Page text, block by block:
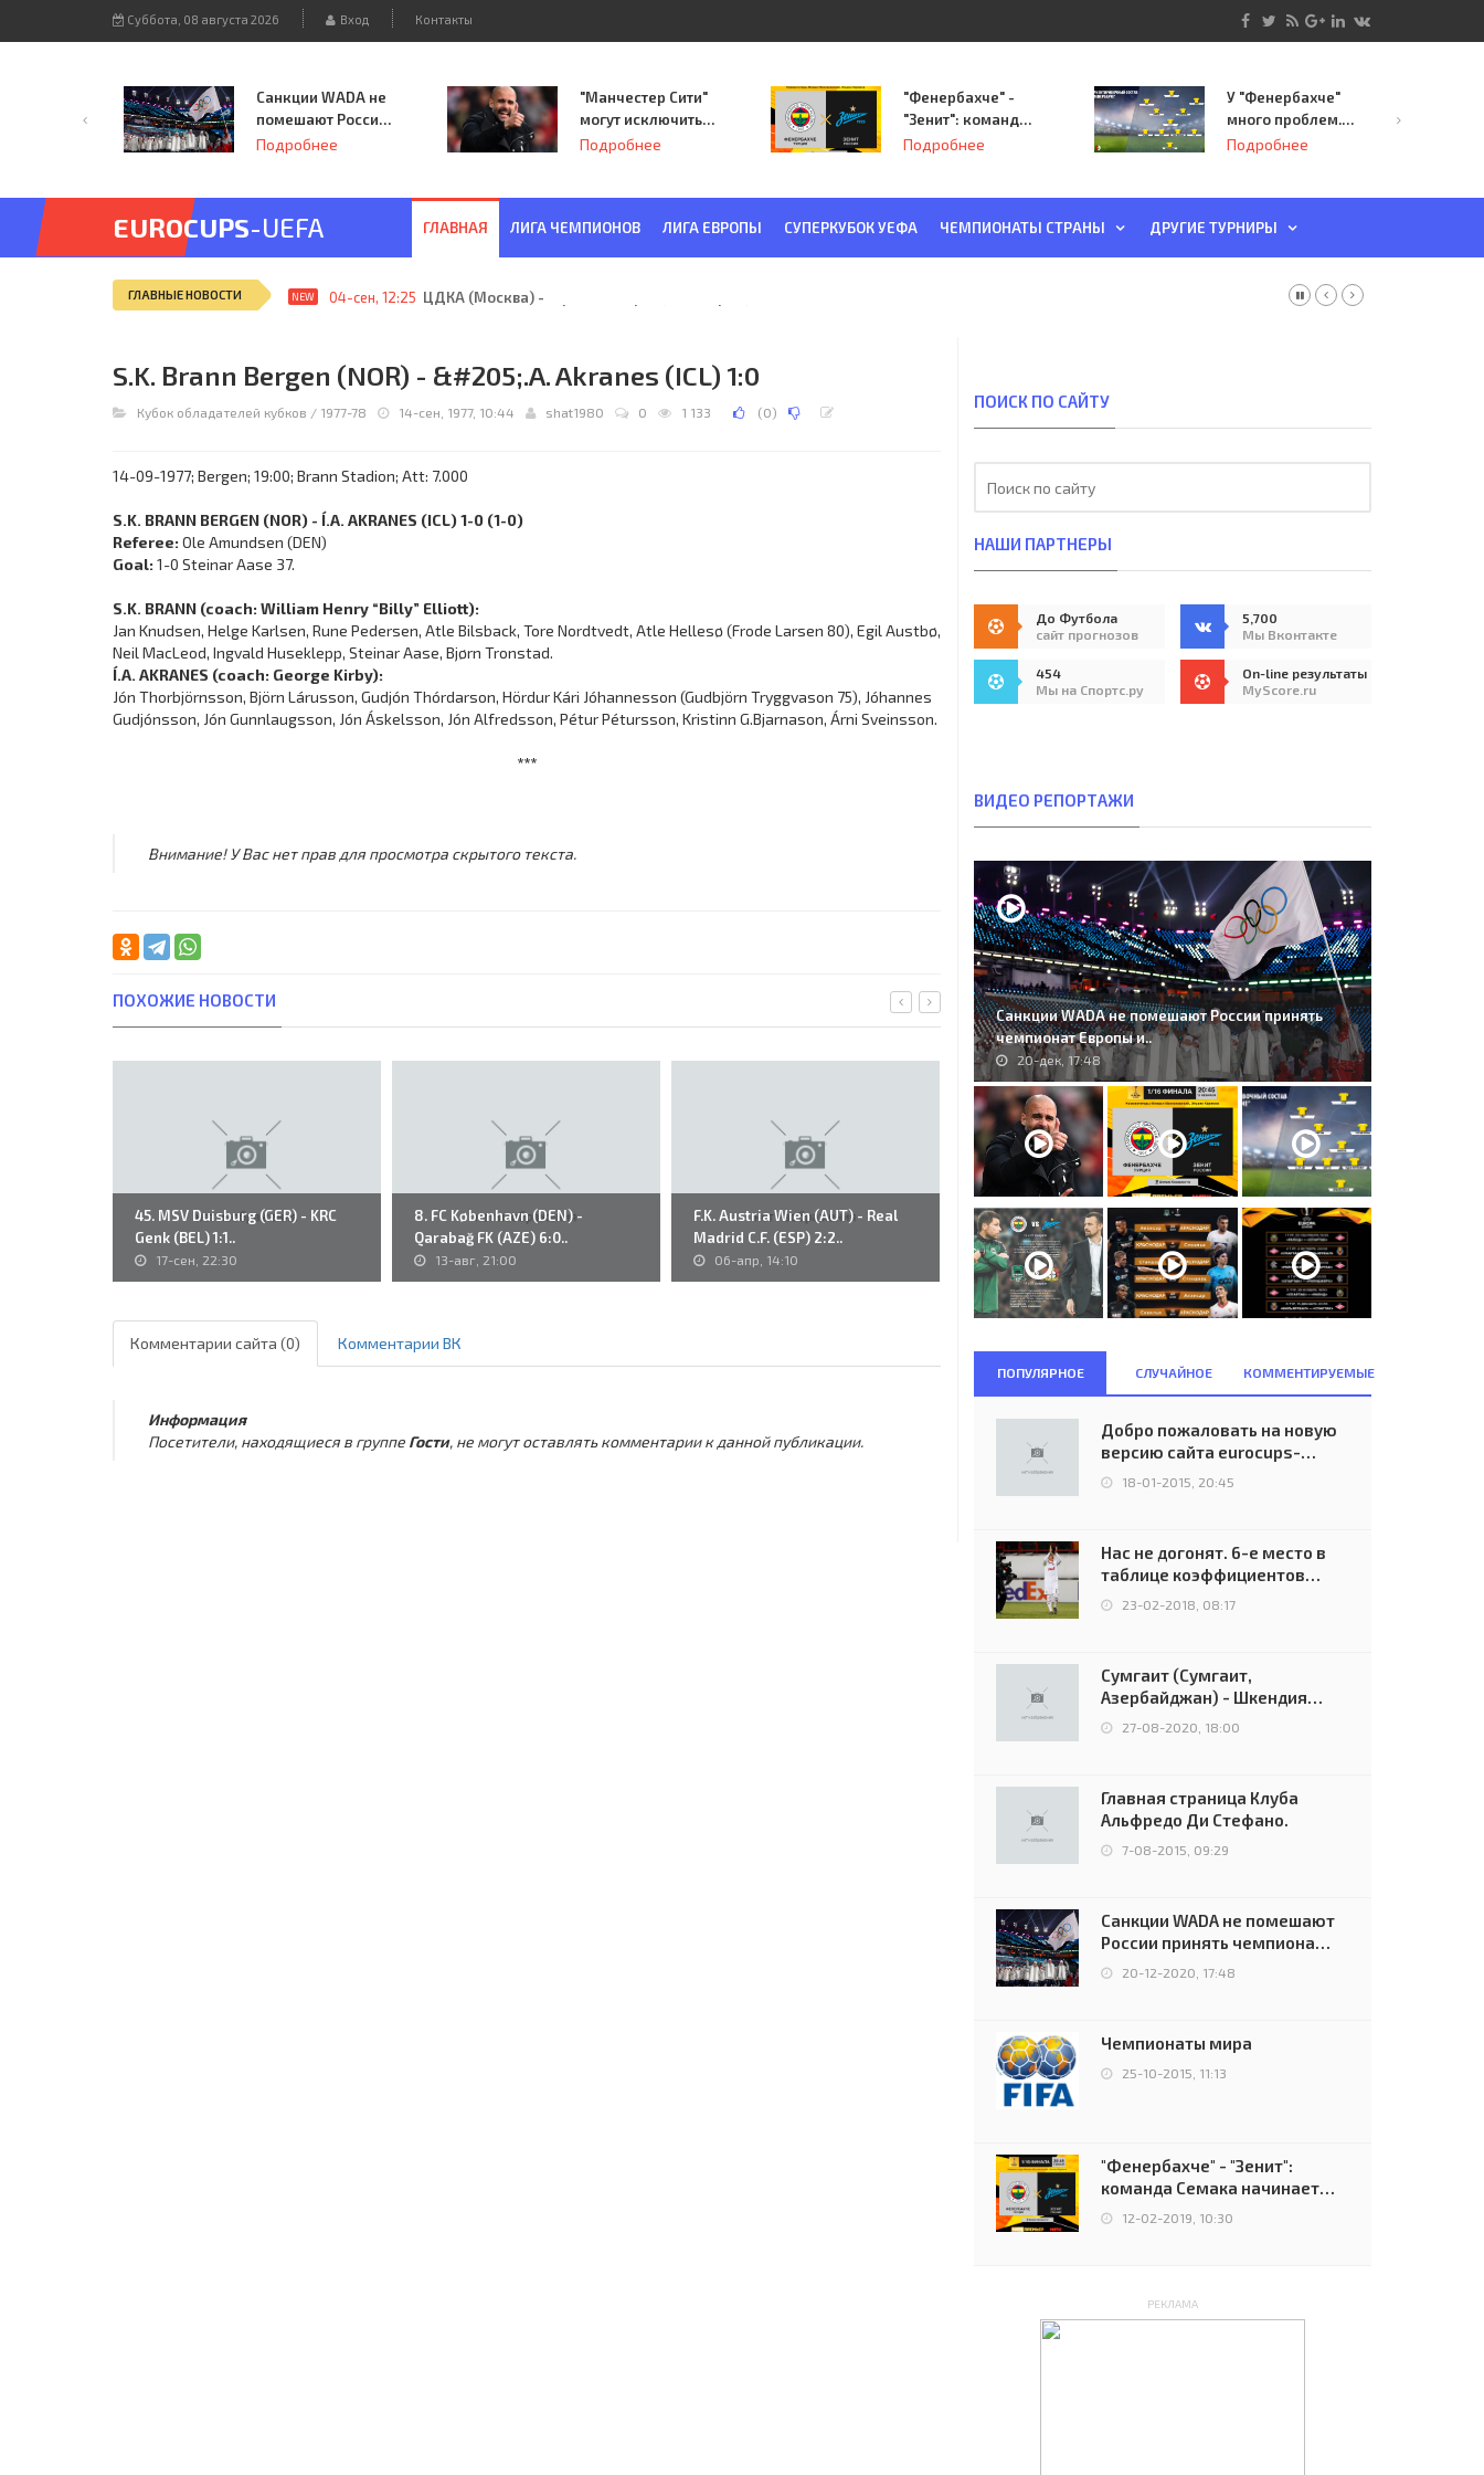
Суббота, 08 августа 2026 Вход Контакты
Санкции WADA не
помешают России
принять
Подробнее
"Манчестер Сити"
могут исключить
из Лиги
Подробнее
"Фенербахче" -
"Зенит": команда
Семака начинает
Подробнее
У "Фенербахче"
много проблем.
Но он опасен для
Подробнее
EUROCUPS-UEFA ГЛАВНАЯ ЛИГА ЧЕМПИОНОВ ЛИГА ЕВРОПЫ СУПЕРКУБОК УЕФА ЧЕМПИОНАТЫ СТРАНЫ ДРУГИЕ ТУРНИРЫ
ГЛАВНЫЕ НОВОСТИ NEW 04-сен, 12:25 ЦДКА (Москва) - "Красная Заря" (Ленинград) 6:2
S.K. Brann Bergen (NOR) - &#205;.A. Akranes (ICL) 1:0
Кубок обладателей кубков / 1977-78 14-сен, 1977, 10:44 shat1980 0 1 133 (0)
14-09-1977; Bergen; 19:00; Brann Stadion; Att: 7.000
S.K. BRANN BERGEN (NOR) - Í.A. AKRANES (ICL) 1-0 (1-0)
Referee: Ole Amundsen (DEN)
Goal: 1-0 Steinar Aase 37.
S.K. BRANN (coach: William Henry “Billy” Elliott):
Jan Knudsen, Helge Karlsen, Rune Pedersen, Atle Bilsback, Tore Nordtvedt, Atle Hellesø (Frode Larsen 80), Egil Austbø,
Neil MacLeod, Ingvald Huseklepp, Steinar Aase, Bjørn Tronstad.
Í.A. AKRANES (coach: George Kirby):
Jón Thorbjörnsson, Björn Lárusson, Gudjón Thórdarson, Hördur Kári Jóhannesson (Gudbjörn Tryggvason 75), Jóhannes
Gudjónsson, Jón Gunnlaugsson, Jón Áskelsson, Jón Alfredsson, Pétur Pétursson, Kristinn G.Bjarnason, Árni Sveinsson.
***
Внимание! У Вас нет прав для просмотра скрытого текста.
ПОХОЖИЕ НОВОСТИ
45. MSV Duisburg (GER) - KRC
Genk (BEL) 1:1..
17-сен, 22:30
8. FC København (DEN) -
Qarabağ FK (AZE) 6:0..
13-авг, 21:00
F.K. Austria Wien (AUT) - Real
Madrid C.F. (ESP) 2:2..
06-апр, 14:10
43. Sparta Praha (TCH) - AIK
Solna (SWE) 2:0..
29-сен, 20:15
150. Bayern M&#252;nchen
(GER) - Helsingborgs IF (SWE)
0:0..24-окт, 22:45
Комментарии сайта (0) Комментарии ВК
Информация
Посетители, находящиеся в группе Гости, не могут оставлять комментарии к данной публикации.
ПОИСК ПО САЙТУ
НАШИ ПАРТНЕРЫ
До Футбола
сайт прогнозов
5,700
Мы Вконтакте
454
Мы на Спортс.ру
On-line результаты
MyScore.ru
ВИДЕО РЕПОРТАЖИ
Санкции WADA не помешают России принять
чемпионат Европы и..
20-дек, 17:48
ПОПУЛЯРНОЕ СЛУЧАЙНОЕ КОММЕНТИРУЕМЫЕ
Добро пожаловать на новую
версию сайта eurocups-
uefa.ru
18-01-2015, 20:45
Нас не догонят. 6-е место в
таблице коэффициентов
УЕФА остаётся за Россией
23-02-2018, 08:17
Сумгаит (Сумгаит,
Азербайджан) - Шкендия
(Тетово, Северная
Македония) - 0:2 (0:0)
27-08-2020, 18:00
Главная страница Клуба
Альфредо Ди Стефано.
7-08-2015, 09:29
Санкции WADA не помешают
России принять чемпионат
Европы и финал Лиги
чемпионов.
20-12-2020, 17:48
Чемпионаты мира
25-10-2015, 11:13
"Фенербахче" - "Зенит":
команда Семака начинает
путь в плей-офф Лиги
12-02-2019, 10:30
РЕКЛАМА